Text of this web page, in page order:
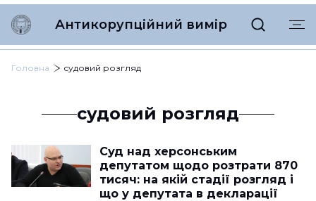
Антикорупційний вимір
Головна судовий розгляд
судовий розгляд
Суд над херсонським
депутатом щодо розтрати 870
тисяч: на якій стадії розгляд і
що у депутата в декларації